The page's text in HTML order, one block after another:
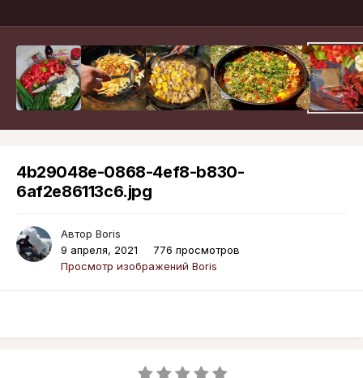
4b29048e-0868-4ef8-b830-
6af2e86113c6.jpg
Автор Boris
9 апреля, 2021
776 просмотров
Просмотр изображений Boris